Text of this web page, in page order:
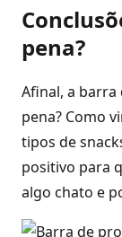
pena?
Afinal, a barra
pena? Como
tipos de
positivo para
algo chato e